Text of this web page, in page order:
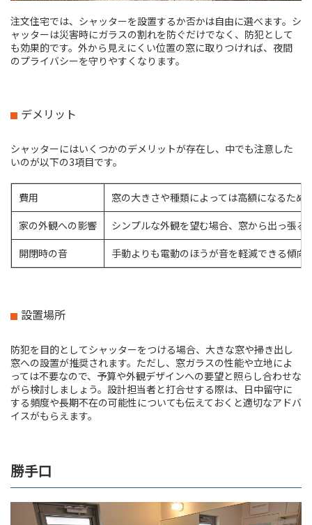
注文住宅では、シャッターを設置するか否かは自由に選べます。シ
ャッターは災害時にガラスの割れを防ぐだけでなく、防犯として
も効果的です。外から見えにくい位置の窓に取りつければ、夜間
のプライバシーを守りやすくなります。
デメリット
シャッターにはいくつかのデメリットが存在し、中でも注意した
いのが以下の3項目です。
費用
窓の大きさや種類によっては高額になるた
家の外観への影響
シンプルな外観を望む場合、窓から出っ張
開閉時の音
手動よりも電動のほうが音を軽減できる傾
設置場所
防犯を目的としてシャッターをつける場合、大きな窓や掃き出し
窓への設置が推奨されます。ただし、窓ガラスの性能や立地によ
っては不要なので、予算や外観デザインへの要望と照らし合わせな
がら検討しましょう。設計担当者と打合せする際は、日中留守に
する頻度や長期不在の可能性についても伝えておくと適切なアドバ
イスがもらえます。
勝手口